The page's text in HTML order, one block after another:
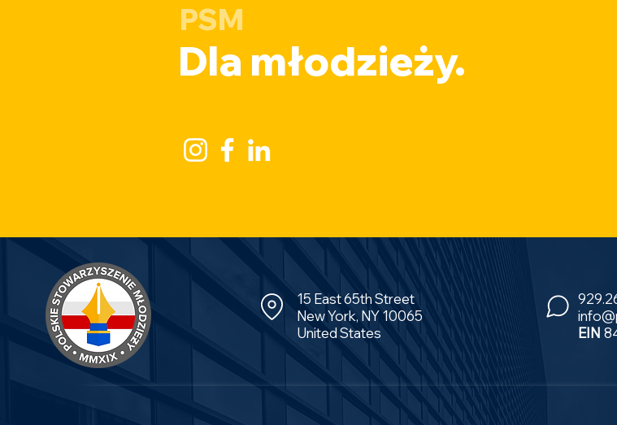
PSM
Dla młodzieży.
15 East 65th Street
New York, NY 10065
United States
EIN